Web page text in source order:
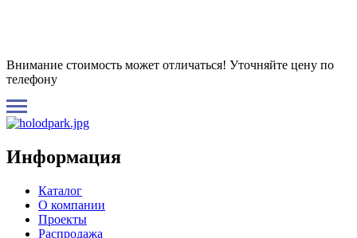
Внимание стоимость может отличаться! Уточняйте цену по
телефону
Информация
Каталог
О компании
Проекты
Распродажа